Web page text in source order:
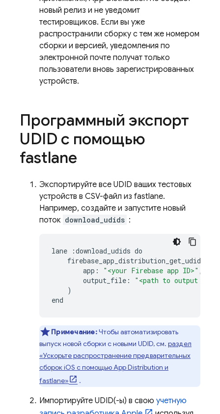
новый релиз и не уведомит
тестировщиков. Если вы уже
распространили сборку с тем же номером
сборки и версией, уведомления по
электронной почте получат только
пользователи вновь зарегистрированных
устройств.
Программный экспорт
UDID с помощью
fastlane
Экспортируйте все UDID ваших тестовых
устройств в CSV-файл из fastlane.
Например, создайте и запустите новый
поток download_udids :
lane :download_udids do
firebase_app_distribution_get_udids
app : "<your Firebase app ID>" ,
output_file :
"<path to output
)
end
Примечание:Чтобы автоматизировать
выпуск новой сборки с новыми UDID, см. раздел
«Ускорьте распространение предварительных
сборок iOS с помощьюApp Distribution и
fastlane»
.
Импортируйте UDID(-ы) в свою учетную